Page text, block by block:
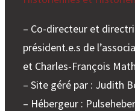
– Co-directeur et
président.e.s de
et Charles-François
– Site géré par : Judith
– Hébergeur :